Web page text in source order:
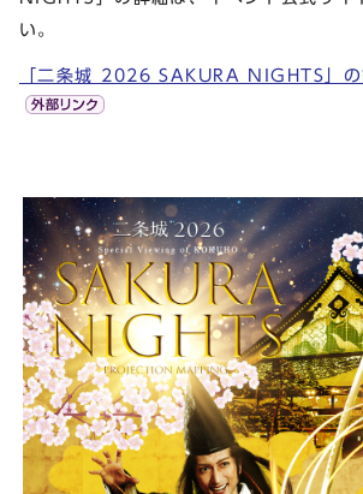
い。
「二条城 2026 SAKURA NIGHTS」の